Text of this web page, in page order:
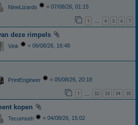
NineLizards « 07/08/26, 01:15
1 … 4 5 6 7
deze rimpels
Vink « 06/08/26, 16:48
PrintEngineer « 05/08/26, 20:18
1 32 33 34 35
kopen
Tecumseh « 04/08/26, 15:02